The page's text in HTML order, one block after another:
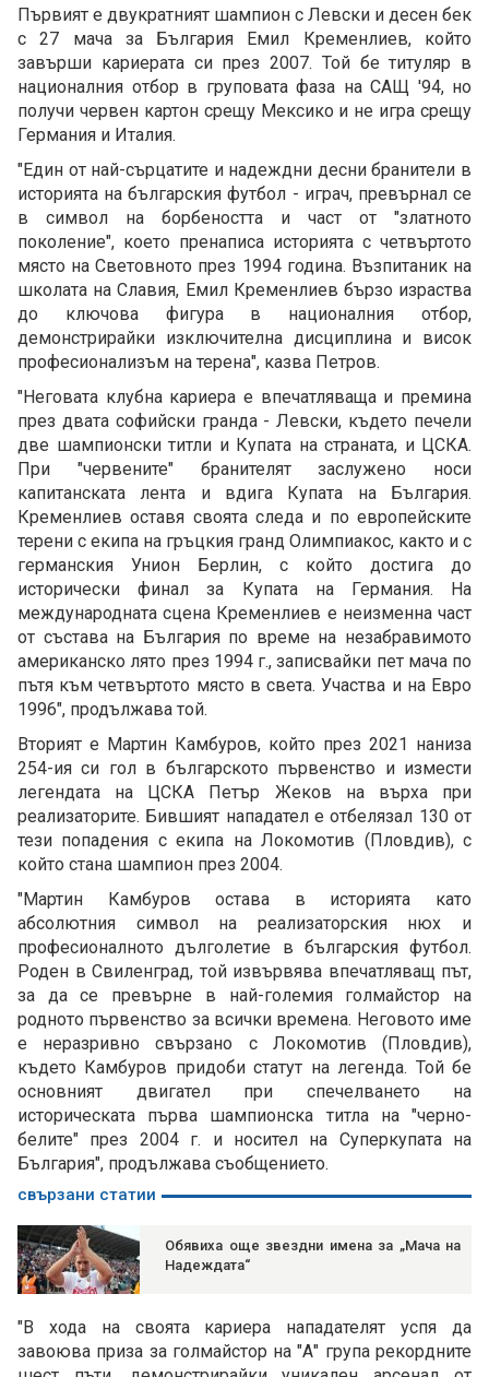
Първият е двукратният шампион с Левски и десен бек
с 27 мача за България Емил Кременлиев, който
завърши кариерата си през 2007. Той бе титуляр в
националния отбор в груповата фаза на САЩ '94, но
получи червен картон срещу Мексико и не игра срещу
Германия и Италия.
"Един от най-сърцатите и надеждни десни бранители в
историята на българския футбол - играч, превърнал се
в символ на борбеността и част от "златното
поколение", което пренаписа историята с четвъртото
място на Световното през 1994 година. Възпитаник на
школата на Славия, Емил Кременлиев бързо израства
до ключова фигура в националния отбор,
демонстрирайки изключителна дисциплина и висок
професионализъм на терена", казва Петров.
"Неговата клубна кариера е впечатляваща и премина
през двата софийски гранда - Левски, където печели
две шампионски титли и Купата на страната, и ЦСКА.
При "червените" бранителят заслужено носи
капитанската лента и вдига Купата на България.
Кременлиев оставя своята следа и по европейските
терени с екипа на гръцкия гранд Олимпиакос, както и с
германския Унион Берлин, с който достига до
исторически финал за Купата на Германия. На
международната сцена Кременлиев е неизменна част
от състава на България по време на незабравимото
американско лято през 1994 г., записвайки пет мача по
пътя към четвъртото място в света. Участва и на Евро
1996", продължава той.
Вторият е Мартин Камбуров, който през 2021 наниза
254-ия си гол в българското първенство и измести
легендата на ЦСКА Петър Жеков на върха при
реализаторите. Бившият нападател е отбелязал 130 от
тези попадения с екипа на Локомотив (Пловдив), с
който стана шампион през 2004.
"Мартин Камбуров остава в историята като
абсолютния символ на реализаторския нюх и
професионалното дълголетие в българския футбол.
Роден в Свиленград, той извървява впечатляващ път,
за да се превърне в най-големия голмайстор на
родното първенство за всички времена. Неговото име
е неразривно свързано с Локомотив (Пловдив),
където Камбуров придоби статут на легенда. Той бе
основният двигател при спечелването на
историческата първа шампионска титла на "черно-
белите" през 2004 г. и носител на Суперкупата на
България", продължава съобщението.
свързани статии
Обявиха още звездни имена за „Мача на
Надеждата“
"В хода на своята кариера нападателят успя да
завоюва приза за голмайстор на "А" група рекордните